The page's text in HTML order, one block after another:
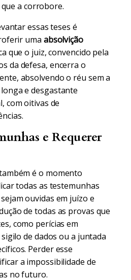
a corrobore.
essas teses é
uma absolvição
que o juiz, convencido pela
da defesa, encerra o
absolvendo o réu sem a
e desgastante
com oitivas de
e Requerer
é o momento
todas as testemunhas
ouvidas em juízo e
de todas as provas que
como perícias em
de dados ou a juntada
Perder esse
a impossibilidade de
no futuro.